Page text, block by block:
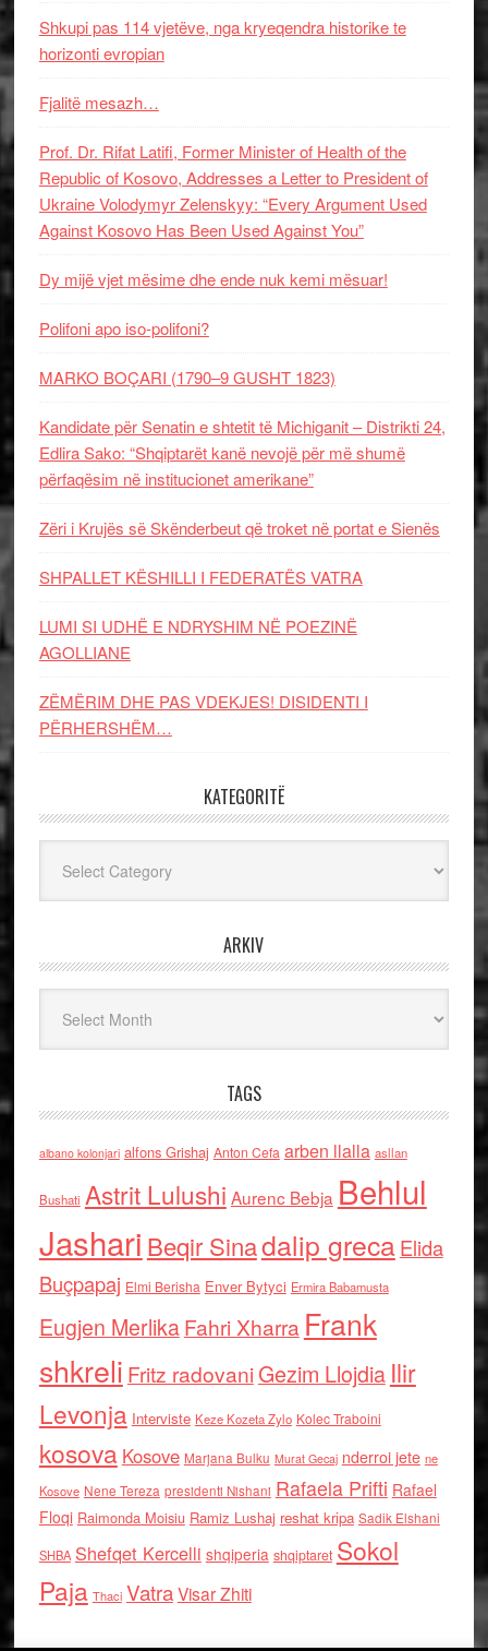
Shkupi pas 114 vjetëve, nga kryeqendra historike te
horizonti evropian
Fjalitë mesazh…
Prof. Dr. Rifat Latifi, Former Minister of Health of the
Republic of Kosovo, Addresses a Letter to President of
Ukraine Volodymyr Zelenskyy: “Every Argument Used
Against Kosovo Has Been Used Against You”
Dy mijë vjet mësime dhe ende nuk kemi mësuar!
Polifoni apo iso-polifoni?
MARKO BOÇARI (1790–9 GUSHT 1823)
Kandidate për Senatin e shtetit të Michiganit – Distrikti 24,
Edlira Sako: “Shqiptarët kanë nevojë për më shumë
përfaqësim në institucionet amerikane”
Zëri i Krujës së Skënderbeut që troket në portat e Sienës
SHPALLET KËSHILLI I FEDERATËS VATRA
LUMI SI UDHË E NDRYSHIM NË POEZINË
AGOLLIANE
ZËMËRIM DHE PAS VDEKJES! DISIDENTI I
PËRHERSHËM…
KATEGORITË
ARKIV
TAGS
albano kolonjari alfons Grishaj Anton Cefa arben llalla asllan
Bushati Astrit Lulushi Aurenc Bebja Behlul
Jashari Beqir Sinadalip grecaElida
Buçpapaj Elmi Berisha Enver Bytyci Ermira Babamusta
Eugjen MerlikaFahri Xharra Frank
shkreli Fritz radovaniGezim Llojdia Ilir
Levonja Interviste Keze Kozeta Zylo Kolec Traboini
kosova Kosove Marjana Bulku Murat Gecaj nderroi jete ne
Kosove Nene Tereza presidenti Nishani Rafaela Prifti Rafael
Floqi Raimonda Moisiu Ramiz Lushaj reshat kripa Sadik Elshani
SHBA Shefqet Kercelli shqiperia shqiptaret Sokol
Paja Thaci VatraVisar Zhiti